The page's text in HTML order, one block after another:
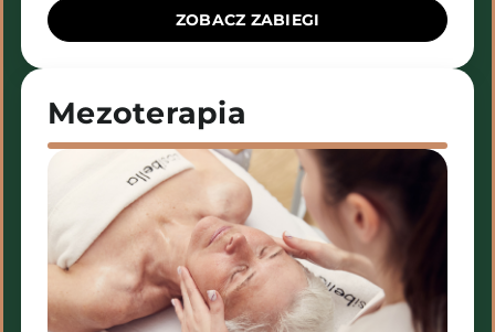
ZOBACZ ZABIEGI
Mezoterapia